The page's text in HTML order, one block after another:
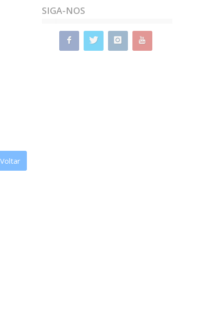
Voltar
fever associated with cough.
She has slept on a goose feather
pillow for 20 years and has lived in
SIGA-NOS